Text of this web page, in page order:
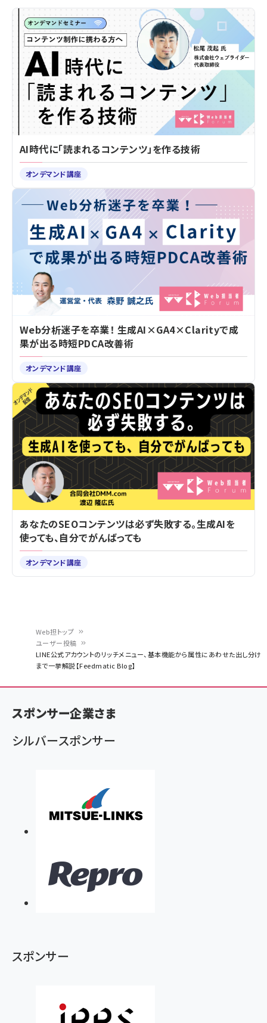
く
ず
Web担トップ
ユーザー投稿
LINE公式アカウントのリッチメニュー、基本機能から属性にあわせた出し分け
まで一挙解説【Feedmatic Blog】
AI時代に「読まれるコンテンツ」を作る技術
オンデマンド講座
Web分析迷子を卒業！ 生成AI×GA4×Clarityで成
果が出る時短PDCA改善術
オンデマンド講座
あなたのSEOコンテンツは必ず失敗する。生成AIを
使っても、自分でがんばっても
オンデマンド講座
スポンサー企業さま
シルバースポンサー
スポンサー